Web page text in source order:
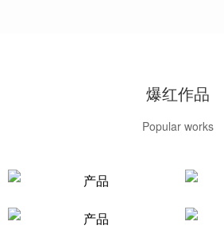
爆红作品
Popular works